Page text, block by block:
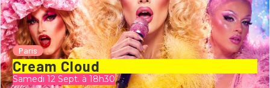
Paris
Cream Cloud
Samedi 12 Sept. à 18h30